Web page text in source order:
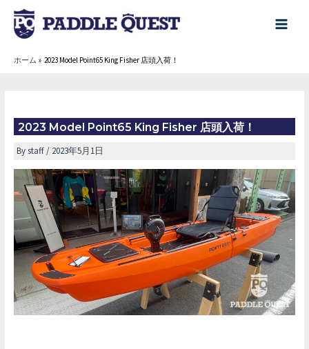
main
ホーム 2023 Model Point65 King Fisher 店頭入荷！
2023 Model Point65 King Fisher 店頭入荷！
Bystaff/ 2023年5月1日